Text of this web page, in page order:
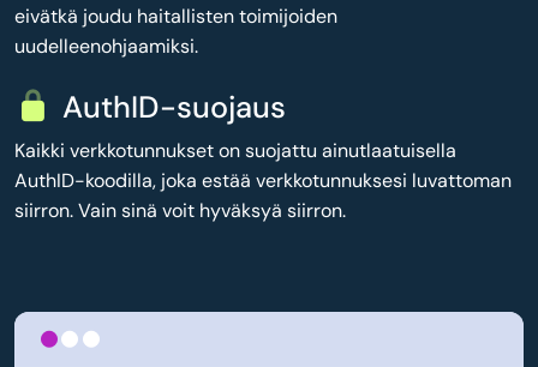
eivätkä joudu haitallisten toimijoiden
uudelleenohjaamiksi.
AuthID-suojaus
Kaikki verkkotunnukset on suojattu ainutlaatuisella
AuthID-koodilla, joka estää verkkotunnuksesi luvattoman
siirron. Vain sinä voit hyväksyä siirron.